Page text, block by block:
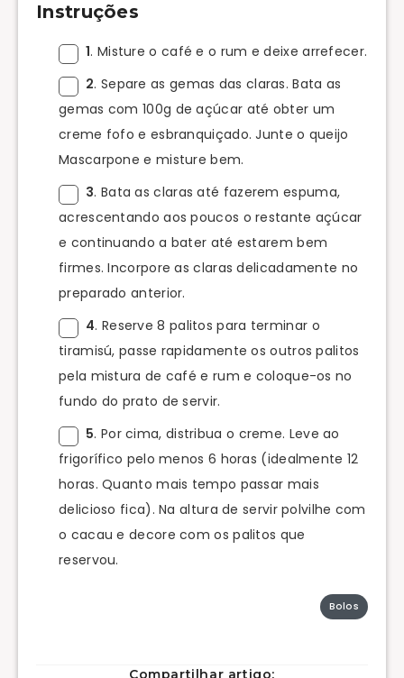
Instruções
1. Misture o café e o rum e deixe arrefecer.
2. Separe as gemas das claras. Bata as
gemas com 100g de açúcar até obter um
creme fofo e esbranquiçado. Junte o queijo
Mascarpone e misture bem.
3. Bata as claras até fazerem espuma,
acrescentando aos poucos o restante açúcar
e continuando a bater até estarem bem
firmes. Incorpore as claras delicadamente no
preparado anterior.
4. Reserve 8 palitos para terminar o
tiramisú, passe rapidamente os outros palitos
pela mistura de café e rum e coloque-os no
fundo do prato de servir.
5. Por cima, distribua o creme. Leve ao
frigorífico pelo menos 6 horas (idealmente 12
horas. Quanto mais tempo passar mais
delicioso fica). Na altura de servir polvilhe com
o cacau e decore com os palitos que
reservou.
Bolos
Compartilhar artigo: